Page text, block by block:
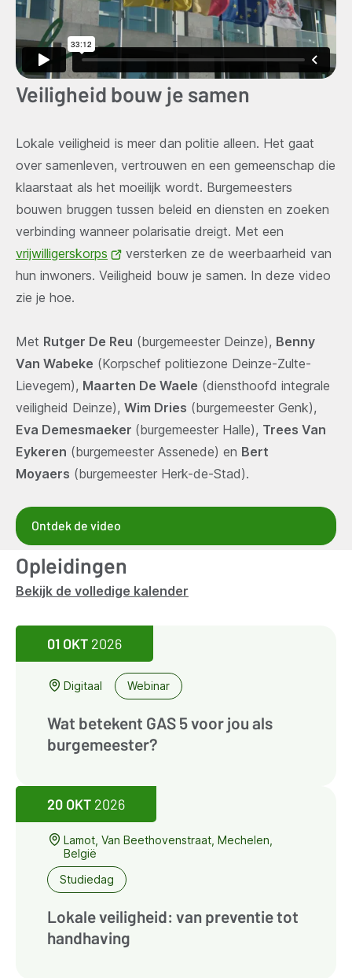
Veiligheid bouw je samen
Lokale veiligheid is meer dan politie alleen. Het gaat
over samenleven, vertrouwen en een gemeenschap die
klaarstaat als het moeilijk wordt. Burgemeesters
bouwen bruggen tussen beleid en diensten en zoeken
verbinding wanneer polarisatie dreigt. Met een
vrijwilligerskorps
(opent
nieuw
versterken ze de weerbaarheid van
hun inwoners. Veiligheid bouw je samen. In deze video
zie je hoe.
Met Rutger De Reu (burgemeester Deinze), Benny
Van Wabeke (Korpschef politiezone Deinze-Zulte-
Lievegem), Maarten De Waele (diensthoofd integrale
veiligheid Deinze), Wim Dries (burgemeester Genk),
Eva Demesmaeker (burgemeester Halle), Trees Van
Eykeren (burgemeester Assenede) en Bert
Moyaers (burgemeester Herk-de-Stad).
Ontdek de video
Opleidingen
Bekijk de volledige kalender
01 OKT 2026
Digitaal Webinar
Wat betekent GAS 5 voor jou als
burgemeester?
20 OKT 2026
Lamot, Van Beethovenstraat, Mechelen,
België
Studiedag
Lokale veiligheid: van preventie tot
handhaving